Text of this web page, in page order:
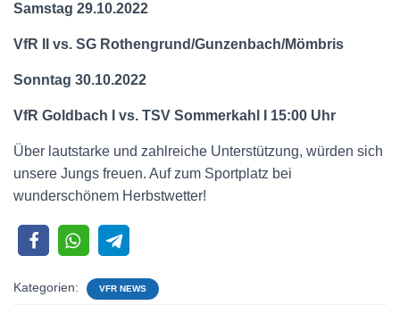
Samstag 29.10.2022
VfR II vs. SG Rothengrund/Gunzenbach/Mömbris
Sonntag 30.10.2022
VfR Goldbach I vs. TSV Sommerkahl I 15:00 Uhr
Über lautstarke und zahlreiche Unterstützung, würden sich
unsere Jungs freuen. Auf zum Sportplatz bei
wunderschönem Herbstwetter!
Kategorien: VFR NEWS